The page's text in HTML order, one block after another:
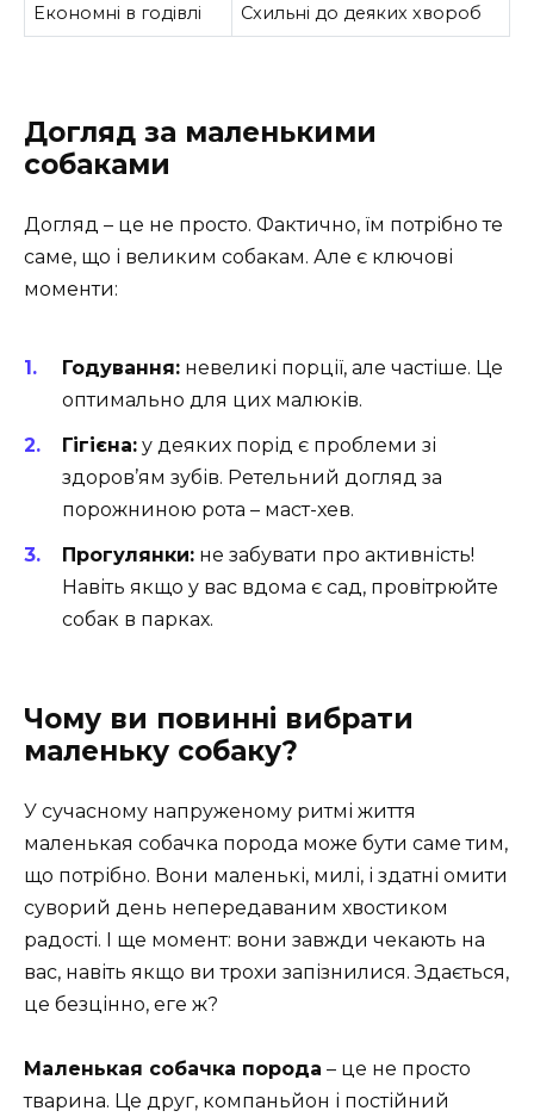
Економні в годівлі Схильні до деяких хвороб
Догляд за маленькими
собаками
Догляд – це не просто. Фактично, їм потрібно те
саме, що і великим собакам. Але є ключові
моменти:
Годування: невеликі порції, але частіше. Це
оптимально для цих малюків.
Гігієна: у деяких порід є проблеми зі
здоров’ям зубів. Ретельний догляд за
порожниною рота – маст-хев.
Прогулянки: не забувати про активність!
Навіть якщо у вас вдома є сад, провітрюйте
собак в парках.
Чому ви повинні вибрати
маленьку собаку?
У сучасному напруженому ритмі життя
маленькая собачка порода може бути саме тим,
що потрібно. Вони маленькі, милі, і здатні омити
суворий день непередаваним хвостиком
радості. І ще момент: вони завжди чекають на
вас, навіть якщо ви трохи запізнилися. Здається,
це безцінно, еге ж?
Маленькая собачка порода – це не просто
тварина. Це друг, компаньйон і постійний